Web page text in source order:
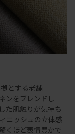
とする老舗
ンをブレンドし
た肌触りが気持ち
ニッシュの立体感
くほど表情豊かで